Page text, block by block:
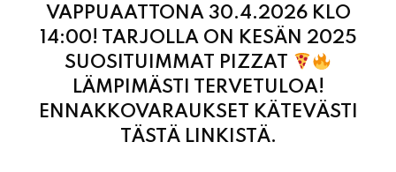
VAPPUAATTONA 30.4.2026 KLO
14:00! TARJOLLA ON KESÄN 2025
SUOSITUIMMAT PIZZAT
LÄMPIMÄSTI TERVETULOA!
ENNAKKOVARAUKSET KÄTEVÄSTI
TÄSTÄ LINKISTÄ.